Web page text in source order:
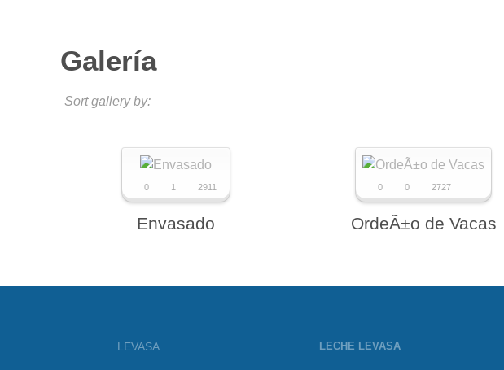
Galería
Sort gallery by:
0 1 2911
Envasado
0 0 2727
OrdeÃ±o de Vacas
LEVASA LECHE LEVASA